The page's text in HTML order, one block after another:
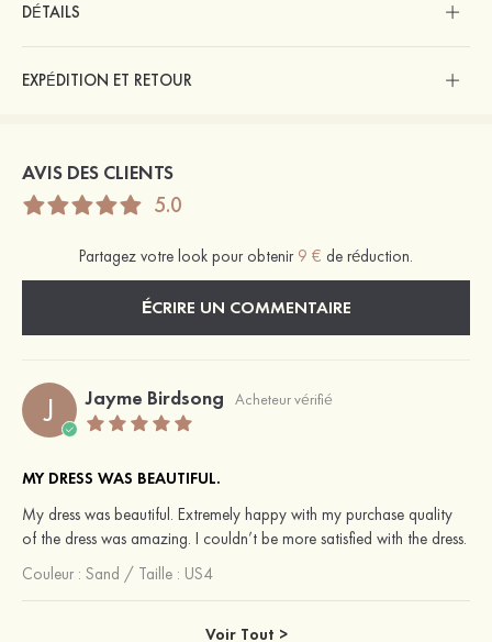
DÉTAILS
EXPÉDITION ET RETOUR
AVIS DES CLIENTS
5.0
Partagez votre look pour obtenir 9 € de réduction.
ÉCRIRE UN COMMENTAIRE
J Jayme Birdsong Acheteur vérifié
MY DRESS WAS BEAUTIFUL.
My dress was beautiful. Extremely happy with my purchase quality
of the dress was amazing. I couldn’t be more satisfied with the dress.
Couleur : Sand / Taille : US4
Voir Tout >